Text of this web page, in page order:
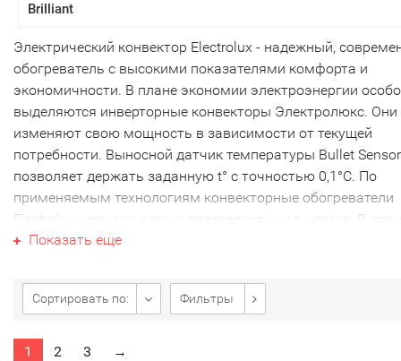
Brilliant
Электрический конвектор Electrolux - надежный,
обогреватель с высокими показателями комфорта и
экономичности. В плане экономии электроэнергии особо
выделяются инверторные конвекторы Электролюкс. Они
изменяют свою мощность в зависимости от текущей
потребности. Выносной датчик температуры Bullet Sensor
позволяет держать заданную t° с точностью 0,1°C. По
применяемым технологиям конвекторные обогреватели
Electrolux - одни из самых прогрессивных в классе. В
экономичности они не уступают широко известным
комфорта Электролюкс использует следующие
Монолитный Х-образный нагреватель
«Hedgehog»
Показать еще
Сортировать по: Фильтры
1 2 3 →